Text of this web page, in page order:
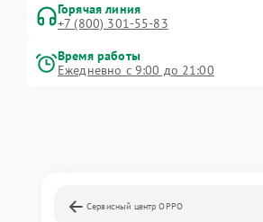
Горячая линия
+7 (800) 301-55-83
Время работы
Ежедневно с 9:00 до 21:00
Сервисный центр OPPO